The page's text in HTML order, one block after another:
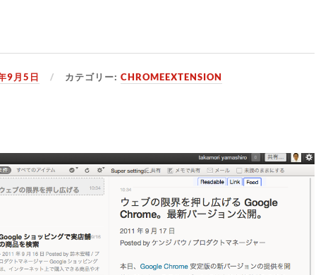
9月5日 カテゴリー:CHROMEEXTENSION